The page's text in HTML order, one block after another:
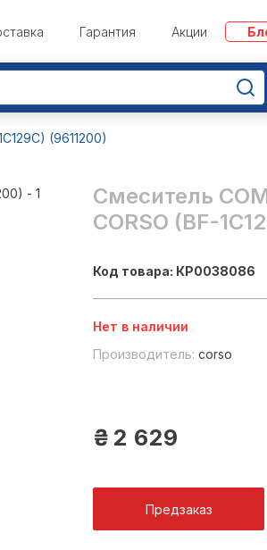
Гарантия Акции
(9611200)
Смеситель
CORSO (BF-
Код товара: КР0038086
Нет в наличии
Производитель: corso
₴ 2 629
Предзаказ